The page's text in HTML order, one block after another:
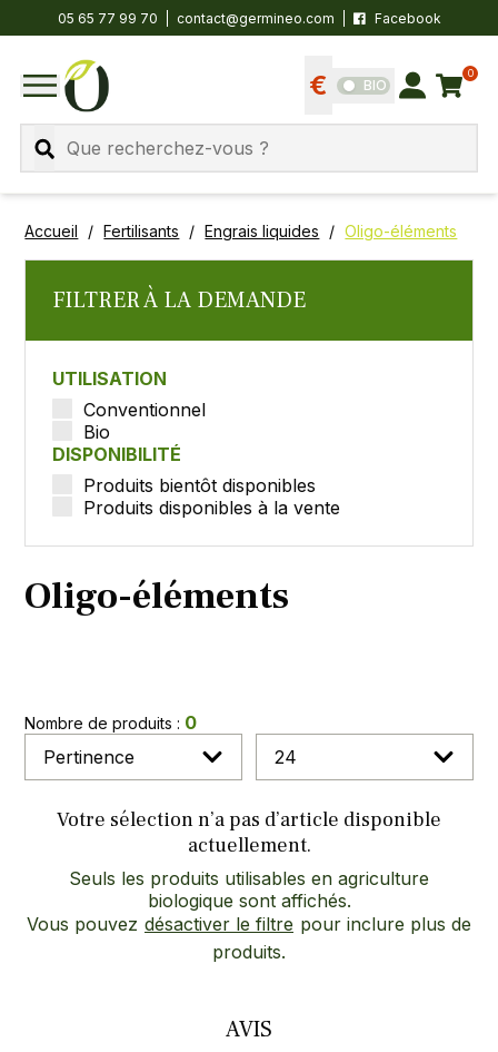
05 65 77 99 70 contact@germineo.com Facebook
MENU
Afficher les tarifs
BIO Se connecter
0
Panier
Accueil Fertilisants Engrais liquides Oligo-éléments
FILTRER À LA DEMANDE
UTILISATION
Conventionnel
Bio
DISPONIBILITÉ
Produits bientôt disponibles
Produits disponibles à la vente
Oligo-éléments
Nombre de produits : 0
Votre sélection n’a pas d’article disponible
actuellement.
Seuls les produits utilisables en agriculture
biologique sont affichés.
Vous pouvez désactiver le filtre pour inclure plus de
produits.
AVIS